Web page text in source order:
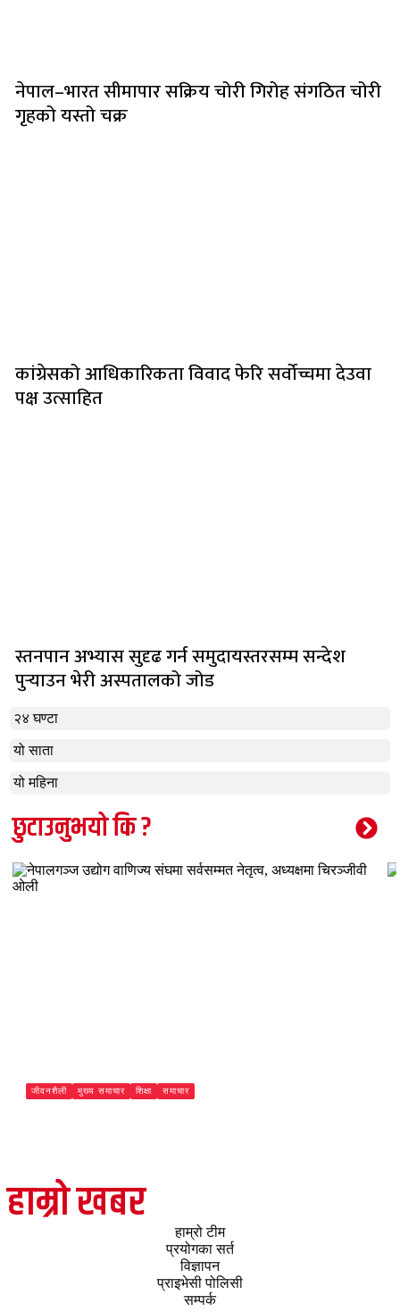
२४ घण्टा
यो साता
यो महिना
नेपाल–भारत सीमापार सक्रिय चोरी गिरोह संगठित चोरी
गृहको यस्तो चक्र
कांग्रेसको आधिकारिकता विवाद फेरि सर्वोच्चमा देउवा
पक्ष उत्साहित
स्तनपान अभ्यास सुदृढ गर्न समुदायस्तरसम्म सन्देश
पुर्‍याउन भेरी अस्पतालको जोड
छुटाउनुभयो कि ?
जीवनशैली मुख्य समाचार शिक्षा समाचार
हाम्रो खबर
हाम्रो टीम
प्रयोगका सर्त
विज्ञापन
प्राइभेसी पोलिसी
सम्पर्क